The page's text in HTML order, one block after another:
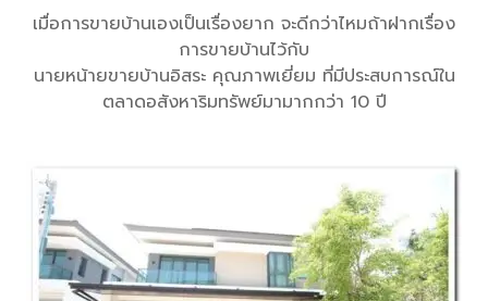
เมื่อการขายบ้านเองเป็นเรื่องยาก จะดีกว่าไหมถ้าฝากเรื่อง
การขายบ้านไว้กับ
นายหน้ายขายบ้านอิสระ คุณภาพเยี่ยม ที่มีประสบการณ์ใน
ตลาดอสังหาริมทรัพย์มามากกว่า 10 ปี